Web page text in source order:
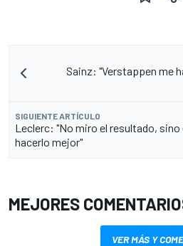
Sainz: "Verstappen me
SIGUIENTE ARTÍCULO
Leclerc: "No miro el resultado,
hacerlo mejor"
MEJORES
VER MÁS Y